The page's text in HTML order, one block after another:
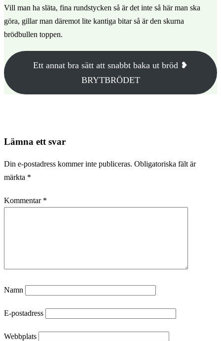
Vill man ha släta, fina rundstycken så är det inte så här man ska
göra, gillar man däremot lite kantiga bitar så är den skurna
brödbullen toppen.
Ett annat bra sätt att snabbt baka ut bröd ❥
BRYTBRÖDET
Lämna ett svar
Din e-postadress kommer inte publiceras. Obligatoriska fält är
märkta *
Kommentar *
Namn
E-postadress
Webbplats